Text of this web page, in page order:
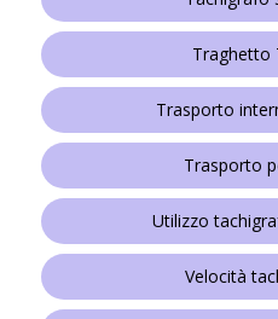
Traghetto
Trasporto
Trasporto
Utilizzo
Velocità